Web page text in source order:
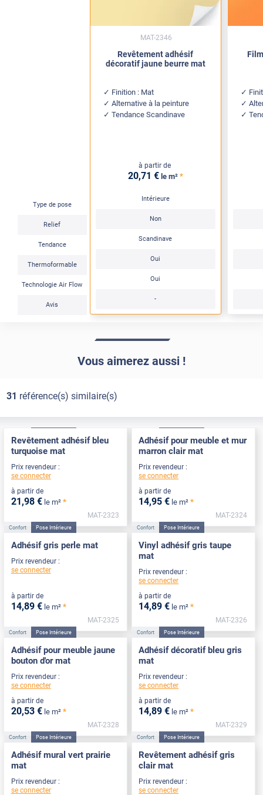
Type de pose
Relief
Tendance
Thermoformable
Technologie Air Flow
Avis
Revêtement adhésif
décoratif jaune beurre mat
Finition : Mat
Alternative à la peinture
Tendance Scandinave
à partir de
20,71 € le m² *
Intérieure
Non
Scandinave
Oui
Oui
-
MAT-2346
Vous aimerez aussi !
31 référence(s) similaire(s)
Revêtement adhésif bleu
turquoise mat
Prix revendeur :
se connecter
à partir de
21,98 € le m² *
MAT-2323
Adhésif pour meuble et mur
marron clair mat
Prix revendeur :
se connecter
à partir de
14,95 € le m² *
MAT-2324
Confort Pose Intérieure
Adhésif gris perle mat
Prix revendeur :
se connecter
à partir de
14,89 € le m² *
MAT-2325
Confort Pose Intérieure
Vinyl adhésif gris taupe
mat
Prix revendeur :
se connecter
à partir de
14,89 € le m² *
MAT-2326
Confort Pose Intérieure
Adhésif pour meuble jaune
bouton d'or mat
Prix revendeur :
se connecter
à partir de
20,53 € le m² *
MAT-2328
Confort Pose Intérieure
Adhésif décoratif bleu gris
mat
Prix revendeur :
se connecter
à partir de
14,89 € le m² *
MAT-2329
Confort Pose Intérieure
Adhésif mural vert prairie
mat
Prix revendeur :
se connecter
Confort Pose Intérieure
Revêtement adhésif gris
clair mat
Prix revendeur :
se connecter